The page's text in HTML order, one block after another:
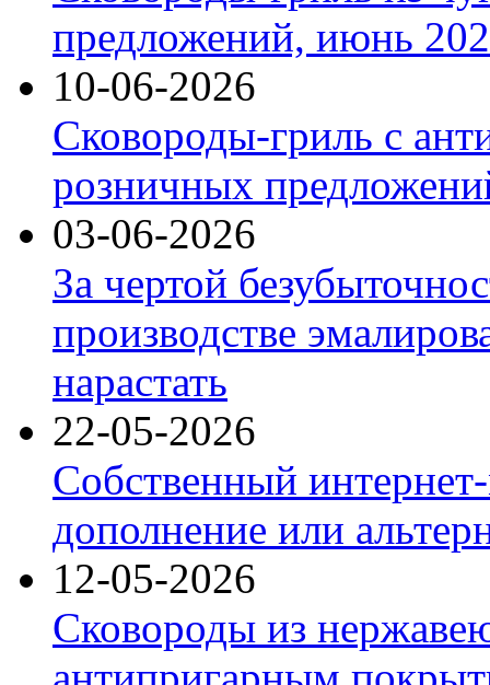
предложений, июнь
10-06-2026
Сковороды-гриль с
розничных
03-06-2026
За чертой
производстве
нарастать
22-05-2026
Собственный
дополнение или
12-05-2026
Сковороды из